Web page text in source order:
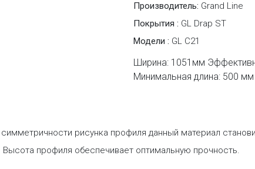
Производитель: Grand Line
Покрытия : GL Drap ST
Модели : GL C21
Ширина: 1051мм
Минимальная длина: 500
рисунка профиля данный материал
Высота профиля обеспечивает оптимальную прочность.